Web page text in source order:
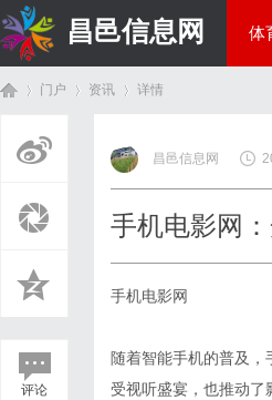
昌邑信息网 体
门户 资讯
›
详情
评论
昌邑信息网
手机电影网
手机电影网
随着智能手机的普及
受视听盛宴，也推动了